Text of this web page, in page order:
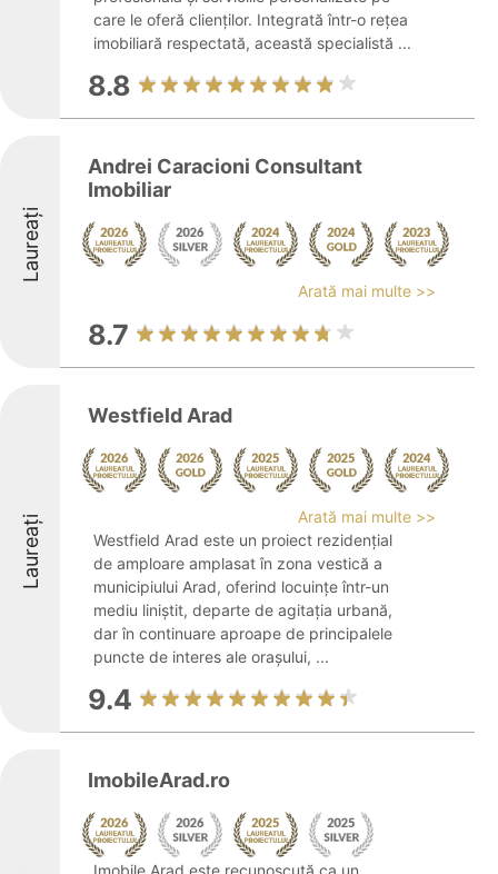
care le oferă clienților. Integrată într-o rețea
imobiliară respectată, această specialistă ...
8.8
Laureați
Andrei Caracioni Consultant
Imobiliar
Arată mai multe >>
8.7
Laureați
Westfield Arad
Arată mai multe >>
Westfield Arad este un proiect rezidențial
de amploare amplasat în zona vestică a
municipiului Arad, oferind locuințe într-un
mediu liniștit, departe de agitația urbană,
dar în continuare aproape de principalele
puncte de interes ale orașului, ...
9.4
ImobileArad.ro
Imobile Arad este recunoscută ca un